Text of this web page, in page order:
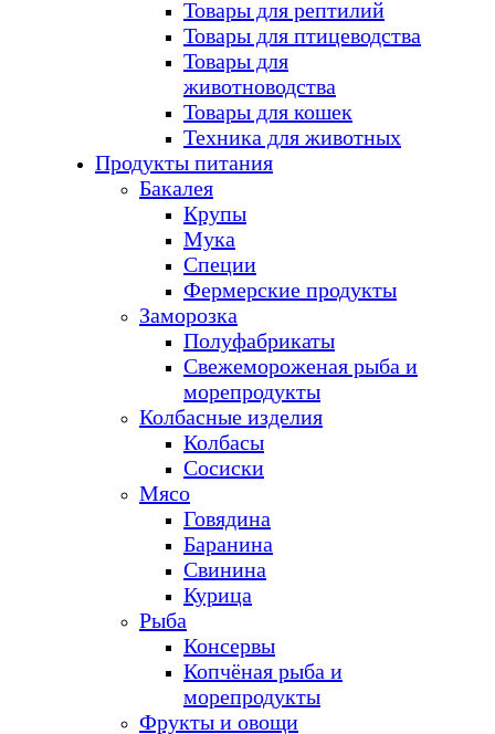
Товары для рептилий
Товары для птицеводства
Товары для
животноводства
Товары для кошек
Техника для животных
Продукты питания
Бакалея
Крупы
Мука
Специи
Фермерские продукты
Заморозка
Полуфабрикаты
Свежемороженая рыба и
морепродукты
Колбасные изделия
Колбасы
Сосиски
Мясо
Говядина
Баранина
Свинина
Курица
Рыба
Консервы
Копчёная рыба и
морепродукты
Фрукты и овощи